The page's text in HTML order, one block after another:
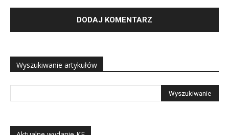
Wyszukiwanie artykułów